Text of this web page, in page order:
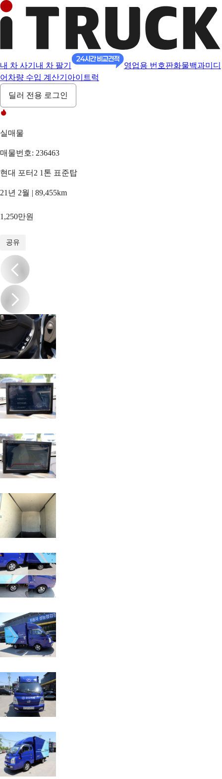
내 차 사기 내 차 팔기 영업용 번호판화물백과미디
어 차량 수입 계산기 아이트럭
딜러 전용 로그인
실매물
매물번호: 236463
현대 포터2 1톤 표준탑
21년 2월 | 89,455km
1,250만원
공유
/19